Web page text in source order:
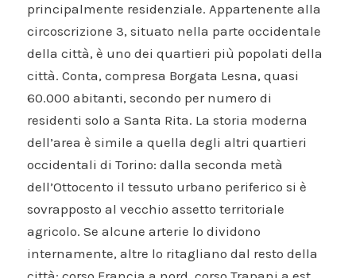
principalmente residenziale. Appartenente alla
circoscrizione 3, situato nella parte occidentale
della città, è uno dei quartieri più popolati della
città. Conta, compresa Borgata Lesna, quasi
60.000 abitanti, secondo per numero di
residenti solo a Santa Rita. La storia moderna
dell’area è simile a quella degli altri quartieri
occidentali di Torino: dalla seconda metà
dell’Ottocento il tessuto urbano periferico si è
sovrapposto al vecchio assetto territoriale
agricolo. Se alcune arterie lo dividono
internamente, altre lo ritagliano dal resto della